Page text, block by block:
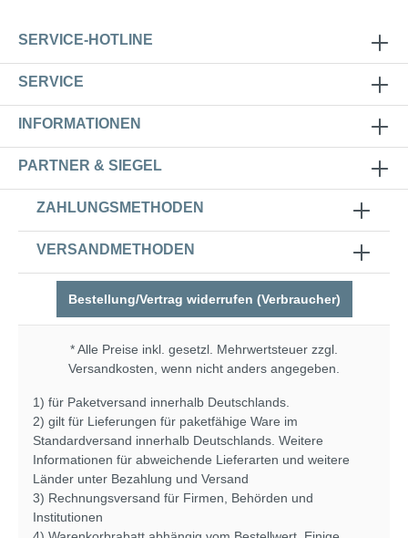
SERVICE-HOTLINE
SERVICE
INFORMATIONEN
PARTNER & SIEGEL
ZAHLUNGSMETHODEN
VERSANDMETHODEN
Bestellung/Vertrag widerrufen (Verbraucher)
* Alle Preise inkl. gesetzl. Mehrwertsteuer zzgl.
Versandkosten , wenn nicht anders angegeben.
1) für Paketversand innerhalb Deutschlands.
2) gilt für Lieferungen für paketfähige Ware im
Standardversand innerhalb Deutschlands. Weitere
Informationen für abweichende Lieferarten und weitere
Länder unter Bezahlung und Versand
3) Rechnungsversand für Firmen, Behörden und
Institutionen